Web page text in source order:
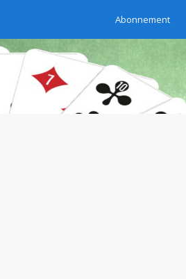
Abonnement